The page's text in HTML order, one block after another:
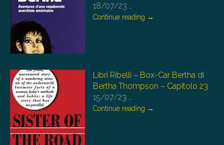
18/07/23 …
Continue reading →
Libri Ribelli – Box-Car Bertha di
Bertha Thompson – Capitolo 23
15/07/23 …
Continue reading →